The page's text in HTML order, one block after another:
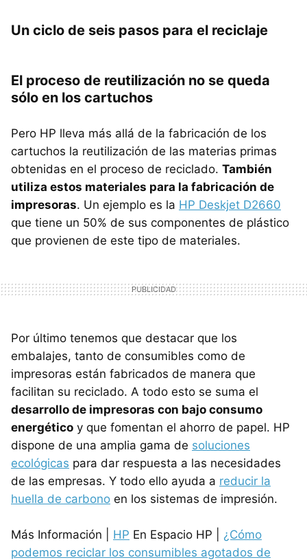
Un ciclo de seis pasos para el reciclaje
El proceso de reutilización no se queda
sólo en los cartuchos
Pero HP lleva más allá de la fabricación de los
cartuchos la reutilización de las materias primas
obtenidas en el proceso de reciclado. También
utiliza estos materiales para la fabricación de
impresoras. Un ejemplo es la HP Deskjet D2660
que tiene un 50% de sus componentes de plástico
que provienen de este tipo de materiales.
Por último tenemos que destacar que los
embalajes, tanto de consumibles como de
impresoras están fabricados de manera que
facilitan su reciclado. A todo esto se suma el
desarrollo de impresoras con bajo consumo
energético y que fomentan el ahorro de papel. HP
dispone de una amplia gama de soluciones
ecológicas para dar respuesta a las necesidades
de las empresas. Y todo ello ayuda a reducir la
huella de carbono en los sistemas de impresión.
Más Información | HP En Espacio HP | ¿Cómo
podemos reciclar los consumibles agotados de